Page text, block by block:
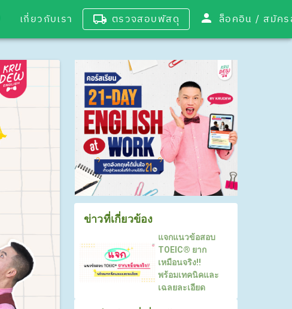
เกี่ยวกับเรา ตรวจสอบพัสดุ ล็อคอิน /
ข่าวที่เกี่ยวข้อง
แจกแนวข้อสอบ
TOEIC® ยาก
เหมือนจริง!!
พร้อมเทคนิคและ
เฉลยละเอียด